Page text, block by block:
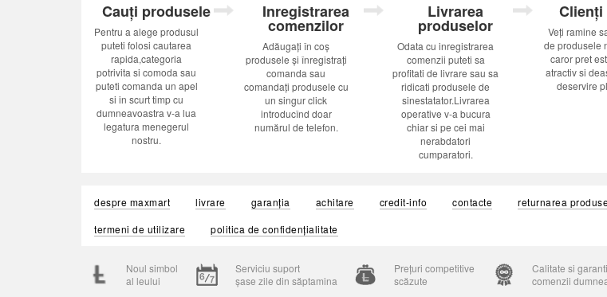
Cauți produsele
Pentru a alege produsul
puteti folosi cautarea
rapida,categoria
potrivita si comoda sau
puteti comanda un apel
si in scurt timp cu
dumneavoastra v-a lua
legatura menegerul
nostru.
Inregistrarea
comenzilor
Adăugați în coș
produsele și înregistrați
comanda sau
comandați produsele cu
un singur click
introducînd doar
numărul de telefon.
Livrarea
produselor
Odata cu inregistrarea
comenzii puteti sa
profitati de livrare sau sa
ridicati produsele de
sinestatator.Livrarea
operative v-a bucura
chiar si pe cei mai
nerabdatori
cumparatori.
Veți ramine
de produsele
caror pret
atractiv si
deservire
despre maxmart livrare garanția achitare credit-info contacte
returnarea
termeni de utilizare
politica de confidențialitate
Noul simbol
al leului
Serviciu suport
șase zile din săptamina
Prețuri competitive
scăzute
Calitate si
comenzii